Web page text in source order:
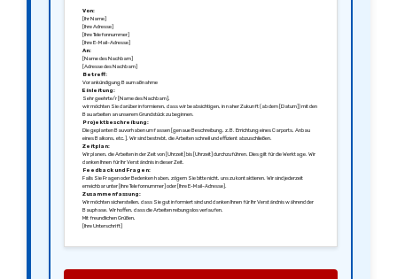
Von:
[Ihr Name]
[Ihre Adresse]
[Ihre Telefonnummer]
[Ihre E-Mail-Adresse]
An:
[Name des Nachbarn]
[Adresse des Nachbarn]
Betreff:
Vorankündigung Baumaßnahme
Einleitung:
Sehr geehrte/r [Name des Nachbarn],
wir möchten Sie darüber informieren, dass wir beabsichtigen, in naher Zukunft (ab dem [Datum]) mit den
Bauarbeiten an unserem Grundstück zu beginnen.
Projektbeschreibung:
Die geplanten Bauvorhaben umfassen [genaue Beschreibung, z.B. Errichtung eines Carports, Anbau
eines Balkons, etc.]. Wir sind bestrebt, die Arbeiten schnell und effizient abzuschließen.
Zeitplan:
Wir planen, die Arbeiten in der Zeit von [Uhrzeit] bis [Uhrzeit] durchzuführen. Dies gilt für die Werktage. Wir
danken Ihnen für Ihr Verständnis in dieser Zeit.
Feedback und Fragen:
Falls Sie Fragen oder Bedenken haben, zögern Sie bitte nicht, uns zu kontaktieren. Wir sind jederzeit
erreichbar unter [Ihre Telefonnummer] oder [Ihre E-Mail-Adresse].
Zusammenfassung:
Wir möchten sicherstellen, dass Sie gut informiert sind und danken Ihnen für Ihr Verständnis während der
Bauphase. Wir hoffen, dass die Arbeiten reibungslos verlaufen.
Mit freundlichen Grüßen,
[Ihre Unterschrift]